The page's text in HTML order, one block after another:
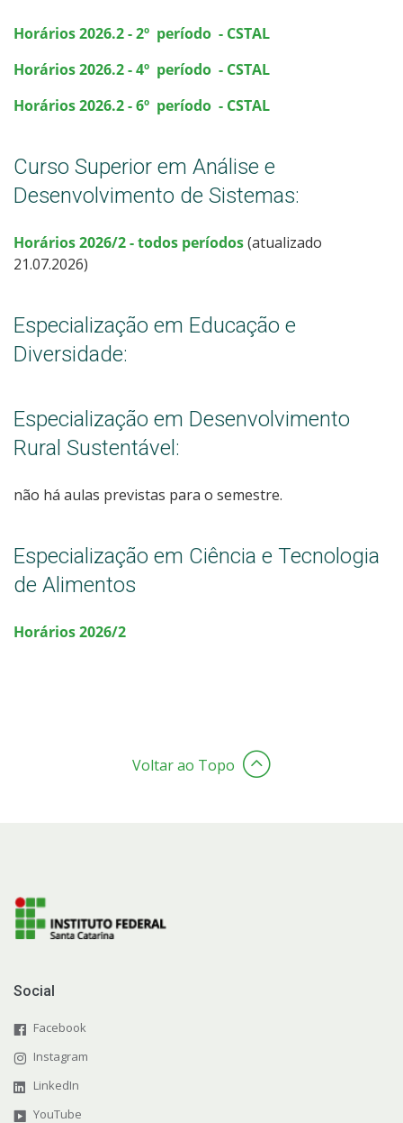
Horários2026.2- 2º período - CSTAL
Horários2026.2- 4º período - CSTAL
Horários2026.2- 6º período - CSTAL
Curso Superior em Análise e
Desenvolvimento de Sistemas:
Horários2026/2- todos períodos(atualizado
21.07.2026)
Especialização em Educação e
Diversidade:
Especialização em Desenvolvimento
Rural Sustentável:
não há aulas previstas para o semestre.
Especialização em Ciência e Tecnologia
de Alimentos
Horários 2026/2
Voltar ao Topo
Social
Facebook
Instagram
LinkedIn
YouTube